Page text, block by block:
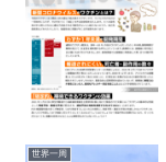
世界一周